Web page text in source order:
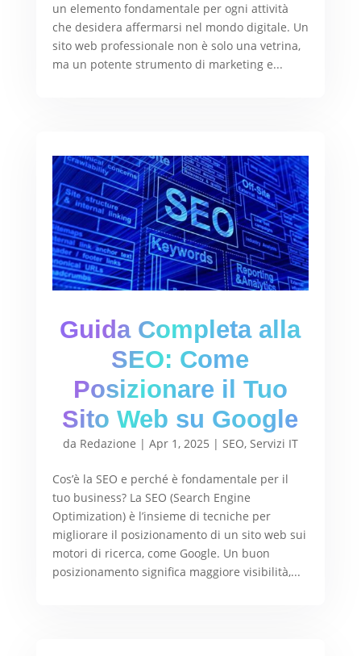
un elemento fondamentale per ogni attività
che desidera affermarsi nel mondo digitale. Un
sito web professionale non è solo una vetrina,
ma un potente strumento di marketing e...
Guida Completa alla
SEO: Come
Posizionare il Tuo
Sito Web su Google
da Redazione | Apr 1, 2025 | SEO, Servizi IT
Cos’è la SEO e perché è fondamentale per il
tuo business? La SEO (Search Engine
Optimization) è l’insieme di tecniche per
migliorare il posizionamento di un sito web sui
motori di ricerca, come Google. Un buon
posizionamento significa maggiore visibilità,...